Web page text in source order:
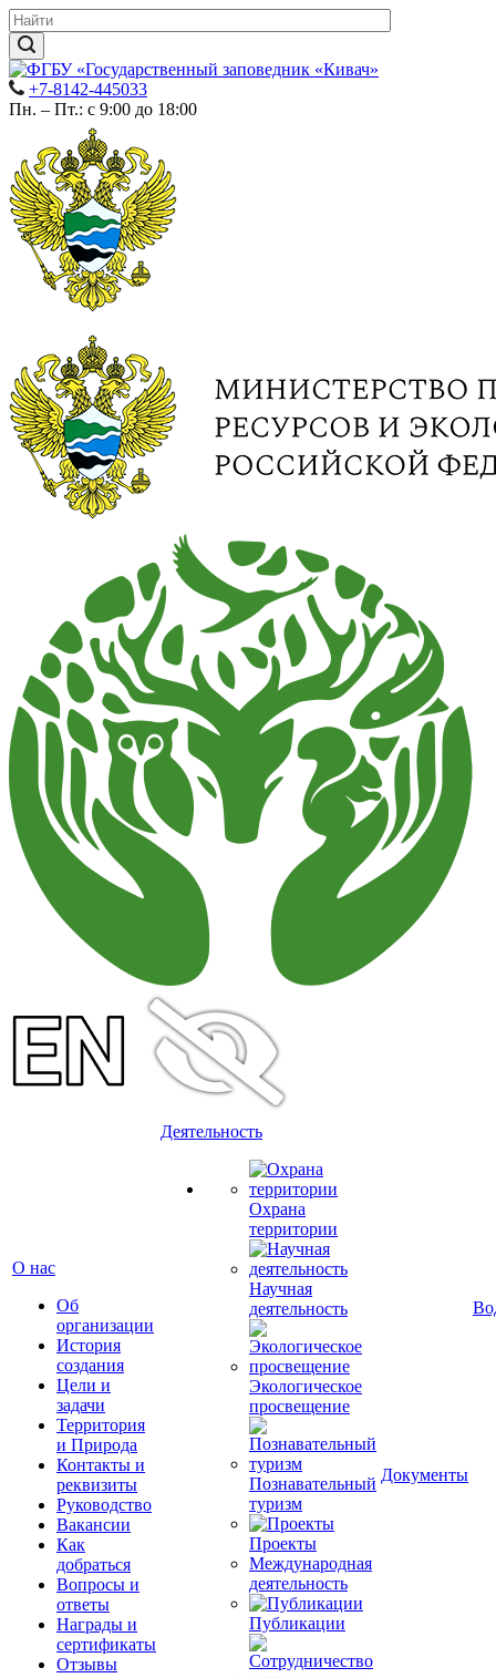
+7-8142-445033
Пн. – Пт.: с 9:00 до 18:00
О нас
Об
организации
История
создания
Цели и
задачи
Территория
и Природа
Контакты и
реквизиты
Руководство
Вакансии
Как
добраться
Вопросы и
ответы
Награды и
сертификаты
Отзывы
Деятельность
Охрана
территории
Научная
деятельность
Экологическое
просвещение
Познавательный
туризм
Проекты
Международная
деятельность
Публикации
Документы